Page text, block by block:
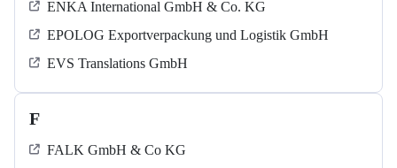
ENKA International GmbH & Co. KG
EPOLOG Exportverpackung und Logistik GmbH
EVS Translations GmbH
F
FALK GmbH & Co KG